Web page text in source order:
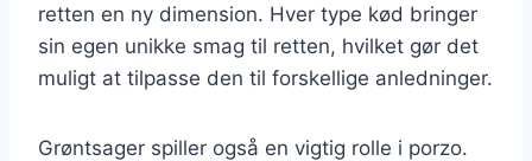
retten en ny dimension. Hver type kød bringer
sin egen unikke smag til retten, hvilket gør det
muligt at tilpasse den til forskellige anledninger.
Grøntsager spiller også en vigtig rolle i porzo.